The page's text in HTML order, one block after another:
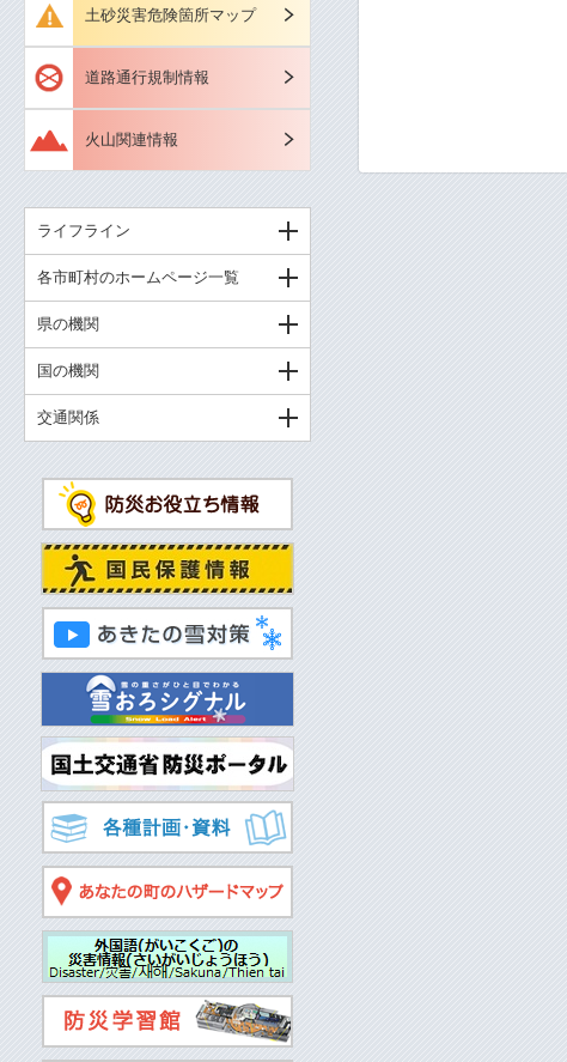
土砂災害危険箇所マップ
道路通行規制情報
火山関連情報
ライフライン
各市町村のホームページ一覧
県の機関
国の機関
交通関係